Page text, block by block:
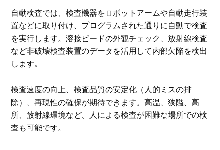
自動検査では、検査機器をロボットアームや自動走行装
置などに取り付け、プログラムされた通りに自動で検査
を実行します。溶接ビードの外観チェック、放射線検査
など非破壊検査装置のデータを活用して内部欠陥を検出
します。
検査速度の向上、検査品質の安定化（人的ミスの排
除）、再現性の確保が期待できます。高温、狭隘、高
所、放射線環境など、人による検査が困難な場所での検
査も可能です。